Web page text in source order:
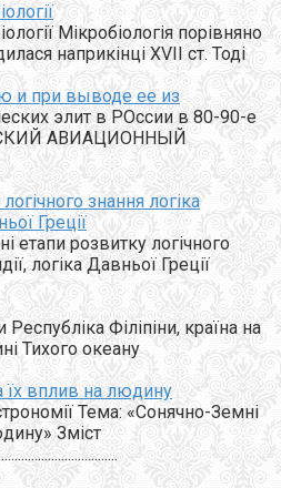
Мікробіологія порівняно
наприкінці XVII ст. Тоді
и при выводе ее из
элит в РОссии в 80-90-е
АВИАЦИОННЫЙ
знання логіка
Греції
етапи розвитку логічного
логіка Давньої Греції
Філіпіни, країна на
Тихого океану
їх вплив на людину
Тема: «Сонячно-Земні
Зміст